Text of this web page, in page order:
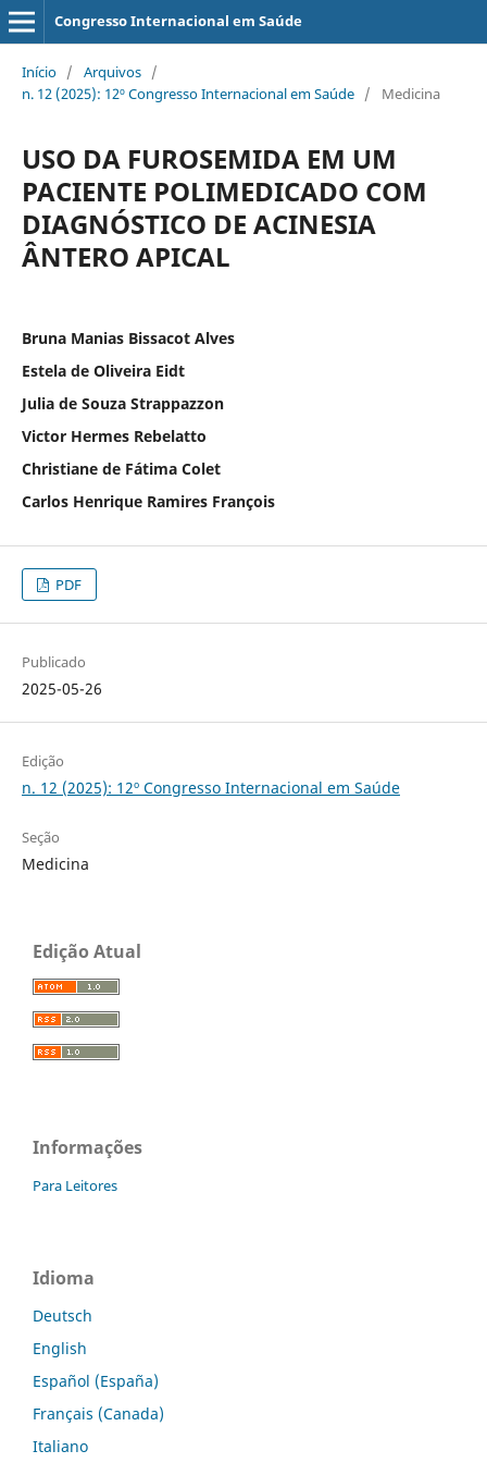
Congresso Internacional em Saúde
Início / Arquivos /
n. 12 (2025): 12º Congresso Internacional em Saúde / Medicina
USO DA FUROSEMIDA EM UM
PACIENTE POLIMEDICADO COM
DIAGNÓSTICO DE ACINESIA
ÂNTERO APICAL
Bruna Manias Bissacot Alves
Estela de Oliveira Eidt
Julia de Souza Strappazzon
Victor Hermes Rebelatto
Christiane de Fátima Colet
Carlos Henrique Ramires François
PDF
Publicado
2025-05-26
Edição
n. 12 (2025): 12º Congresso Internacional em Saúde
Seção
Medicina
Edição Atual
Informações
Para Leitores
Idioma
Deutsch
English
Español (España)
Français (Canada)
Italiano